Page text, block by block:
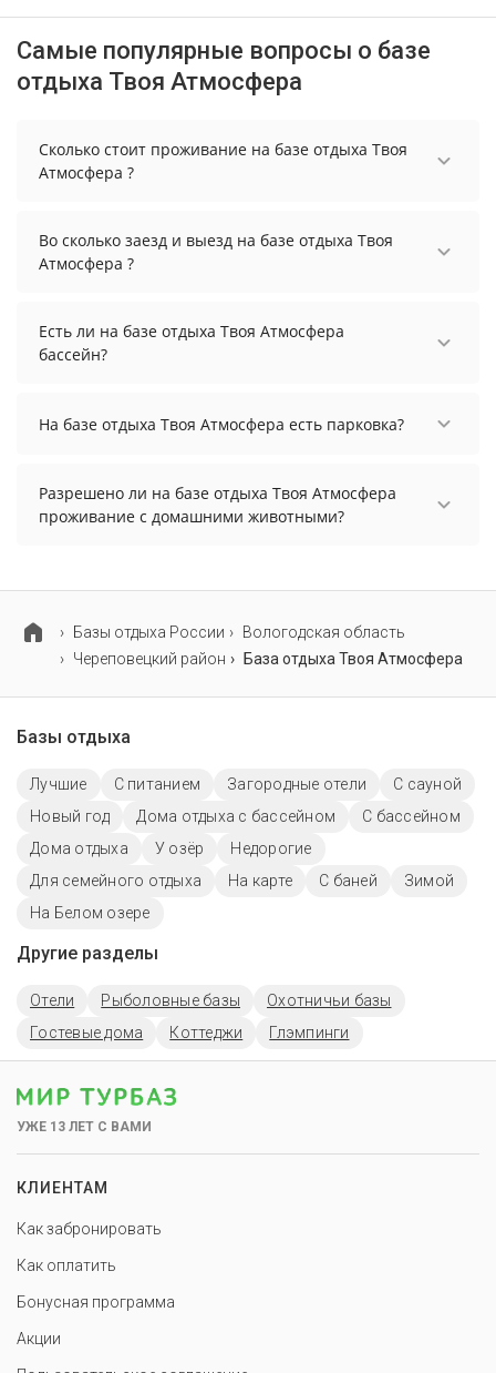
Самые популярные вопросы о базе
отдыха Твоя Атмосфера
Сколько стоит проживание на базе отдыха Твоя
Атмосфера ?
Атмосфера начинается от 6000 рублей. Чтобы
увидеть актуальные цены на проживание,
выберите нужные даты и количество гостей.
Во сколько заезд и выезд на базе отдыха Твоя
Атмосфера ?
осуществить до 12:00.
Есть ли на базе отдыха Твоя Атмосфера
бассейн?
На базе отдыха Твоя Атмосфера есть парковка?
Разрешено ли на базе отдыха Твоя Атмосфера
проживание с домашними животными?
Базы отдыха России
Вологодская область
Череповецкий район
База отдыха Твоя Атмосфера
Базы отдыха
Лучшие С питанием Загородные отели
С сауной
Новый год
Дома отдыха с бассейном
С бассейном
Дома отдыха
У озёр
Недорогие
Для семейного отдыха
На карте С баней
Зимой
На Белом озере
Другие разделы
Отели Рыболовные базы
Охотничьи базы
Гостевые дома
Коттеджи Глэмпинги
УЖЕ 13 ЛЕТ С ВАМИ
КЛИЕНТАМ
Как забронировать
Как оплатить
Бонусная программа
Акции